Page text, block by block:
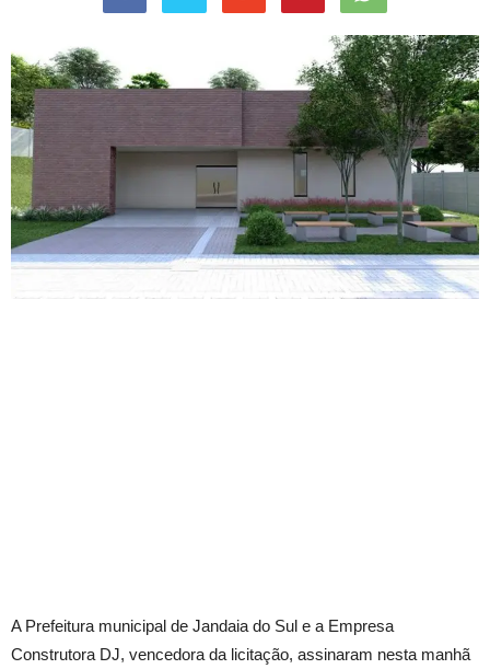
A Prefeitura municipal de Jandaia do Sul e a Empresa
Construtora DJ, vencedora da licitação, assinaram nesta manhã